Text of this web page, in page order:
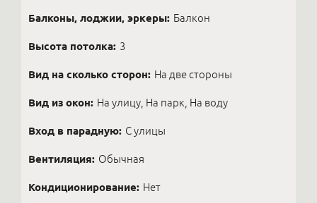
Балконы, лоджии, эркеры: Балкон
Высота потолка: 3
Вид на сколько сторон: На две стороны
Вид из окон: На улицу, На парк, На воду
Вход в парадную: С улицы
Вентиляция: Обычная
Кондиционирование: Нет